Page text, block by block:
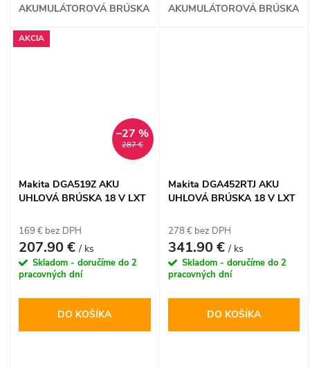
AKUMULÁTOROVÁ BRÚSKA AKUMULÁTOROVÁ BRÚSKA
AKCIA
287 €
–27 %
Makita DGA519Z AKU
UHLOVÁ BRÚSKA 18 V LXT
169 € bez DPH
207.90 €/ ks
Skladom - doručíme do 2
pracovných dní
DO KOŠÍKA
Makita DGA452RTJ AKU
UHLOVÁ BRÚSKA 18 V LXT
278 € bez DPH
341.90 €/ ks
Skladom - doručíme do 2
pracovných dní
DO KOŠÍKA